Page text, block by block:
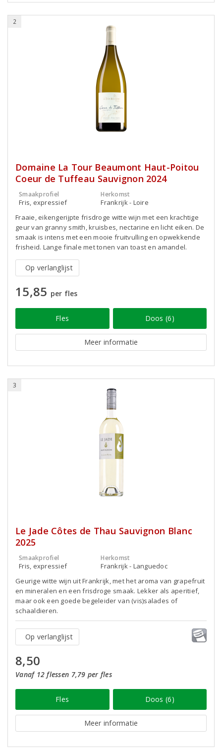
2
Domaine La Tour Beaumont Haut-Poitou
Coeur de Tuffeau Sauvignon 2024
Smaakprofiel
Fris, expressief
Herkomst
Frankrijk - Loire
Fraaie, eikengerijpte frisdroge witte wijn met een krachtige
geur van granny smith, kruisbes, nectarine en licht eiken. De
smaak is intens met een mooie fruitvulling en opwekkende
frisheid. Lange finale met tonen van toast en amandel.
Op verlanglijst
15,85 per fles
Fles Doos (6)
Meer informatie
3
Le Jade Côtes de Thau Sauvignon Blanc
2025
Smaakprofiel
Fris, expressief
Herkomst
Frankrijk - Languedoc
Geurige witte wijn uit Frankrijk, met het aroma van grapefruit
en mineralen en een frisdroge smaak. Lekker als aperitief,
maar ook een goede begeleider van (vis)salades of
schaaldieren.
Op verlanglijst
8,50
Vanaf 12 flessen 7,79 per fles
Fles Doos (6)
Meer informatie